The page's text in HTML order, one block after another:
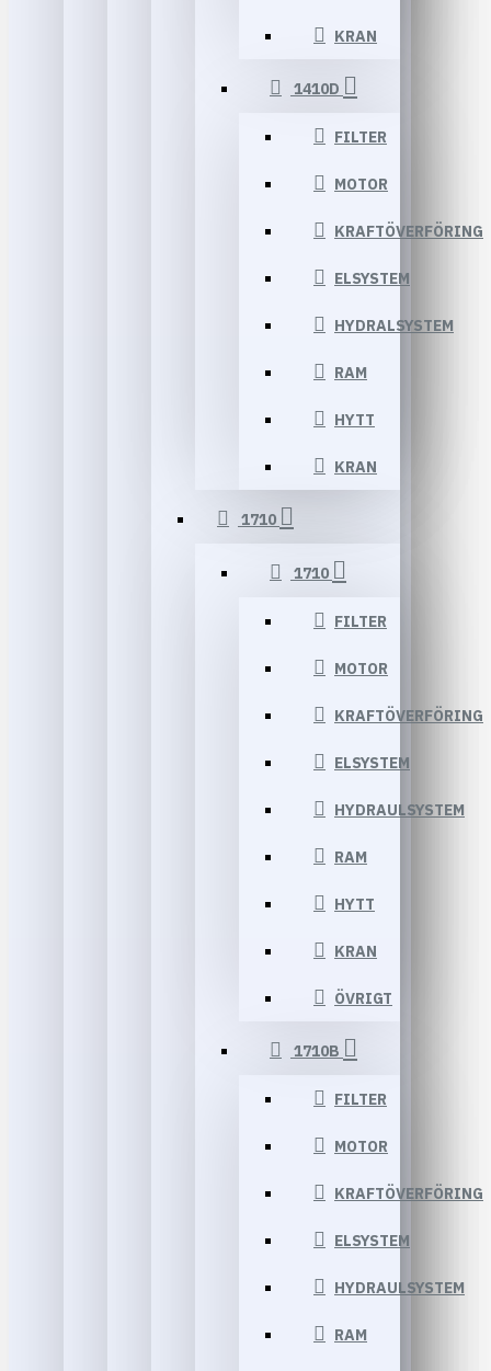
KRAN
1410D
FILTER
MOTOR
KRAFTÖVERFÖRING
ELSYSTEM
HYDRALSYSTEM
RAM
HYTT
KRAN
1710
1710
FILTER
MOTOR
KRAFTÖVERFÖRING
ELSYSTEM
HYDRAULSYSTEM
RAM
HYTT
KRAN
ÖVRIGT
1710B
FILTER
MOTOR
KRAFTÖVERFÖRING
ELSYSTEM
HYDRAULSYSTEM
RAM